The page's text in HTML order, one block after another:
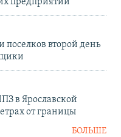
предприятий
поселков второй день
в Ярославской
от границы
БОЛЬШЕ